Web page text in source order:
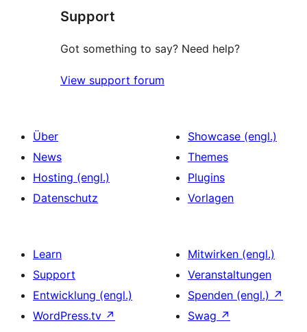
Rezensionen
Support
Got something to say? Need help?
View support forum
Über
News
Hosting (engl.)
Datenschutz
Showcase (engl.)
Themes
Plugins
Vorlagen
Learn
Support
Entwicklung (engl.)
WordPress.tv ↗
Mitwirken (engl.)
Veranstaltungen
Spenden (engl.) ↗
Swag ↗